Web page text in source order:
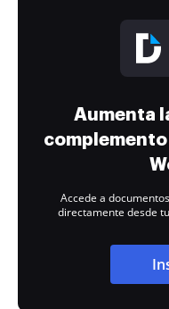
Aumenta
Accede a
directamente desde